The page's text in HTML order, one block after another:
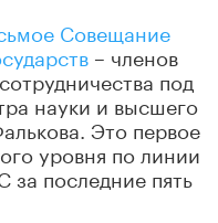
Совещание
– членов
под
науки и высшего
Это первое
уровня по линии
последние пять